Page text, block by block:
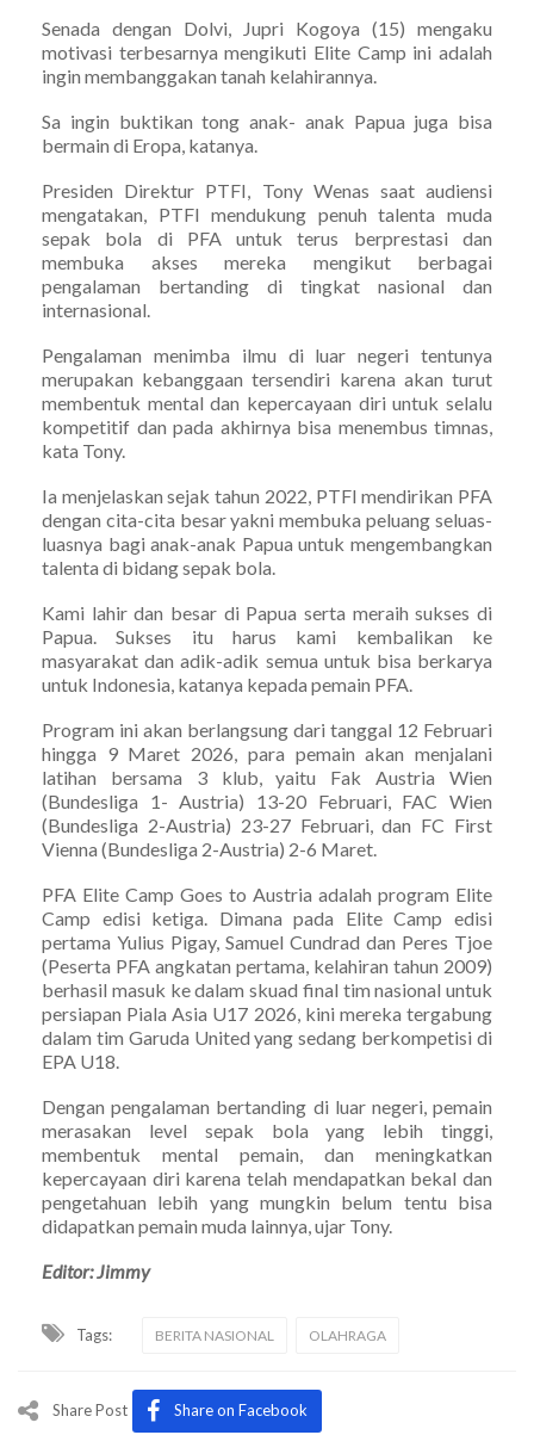
Senada dengan Dolvi, Jupri Kogoya (15) mengaku
motivasi terbesarnya mengikuti Elite Camp ini adalah
ingin membanggakan tanah kelahirannya.
Sa ingin buktikan tong anak- anak Papua juga bisa
bermain di Eropa, katanya.
Presiden Direktur PTFI, Tony Wenas saat audiensi
mengatakan, PTFI mendukung penuh talenta muda
sepak bola di PFA untuk terus berprestasi dan
membuka akses mereka mengikut berbagai
pengalaman bertanding di tingkat nasional dan
internasional.
Pengalaman menimba ilmu di luar negeri tentunya
merupakan kebanggaan tersendiri karena akan turut
membentuk mental dan kepercayaan diri untuk selalu
kompetitif dan pada akhirnya bisa menembus timnas,
kata Tony.
Ia menjelaskan sejak tahun 2022, PTFI mendirikan PFA
dengan cita-cita besar yakni membuka peluang seluas-
luasnya bagi anak-anak Papua untuk mengembangkan
talenta di bidang sepak bola.
Kami lahir dan besar di Papua serta meraih sukses di
Papua. Sukses itu harus kami kembalikan ke
masyarakat dan adik-adik semua untuk bisa berkarya
untuk Indonesia, katanya kepada pemain PFA.
Program ini akan berlangsung dari tanggal 12 Februari
hingga 9 Maret 2026, para pemain akan menjalani
latihan bersama 3 klub, yaitu Fak Austria Wien
(Bundesliga 1- Austria) 13-20 Februari, FAC Wien
(Bundesliga 2-Austria) 23-27 Februari, dan FC First
Vienna (Bundesliga 2-Austria) 2-6 Maret.
PFA Elite Camp Goes to Austria adalah program Elite
Camp edisi ketiga. Dimana pada Elite Camp edisi
pertama Yulius Pigay, Samuel Cundrad dan Peres Tjoe
(Peserta PFA angkatan pertama, kelahiran tahun 2009)
berhasil masuk ke dalam skuad final tim nasional untuk
persiapan Piala Asia U17 2026, kini mereka tergabung
dalam tim Garuda United yang sedang berkompetisi di
EPA U18.
Dengan pengalaman bertanding di luar negeri, pemain
merasakan level sepak bola yang lebih tinggi,
membentuk mental pemain, dan meningkatkan
kepercayaan diri karena telah mendapatkan bekal dan
pengetahuan lebih yang mungkin belum tentu bisa
didapatkan pemain muda lainnya, ujar Tony.
Editor: Jimmy
Tags: BERITA NASIONAL OLAHRAGA
Share Post Share on Facebook